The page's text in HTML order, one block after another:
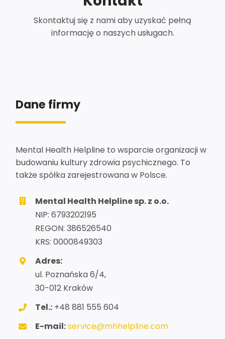
Skontaktuj się z nami aby uzyskać pełną
informację o naszych usługach.
Dane firmy
Mental Health Helpline to wsparcie organizacji w
budowaniu kultury zdrowia psychicznego. To
także spółka zarejestrowana w Polsce.
Mental Health Helpline sp. z o.o.
NIP: 6793202195
REGON: 386526540
KRS: 0000849303
Adres:
ul. Poznańska 6/4,
30-012 Kraków
Tel.:+48 881 555 604
E-mail:service@mhhelpline.com